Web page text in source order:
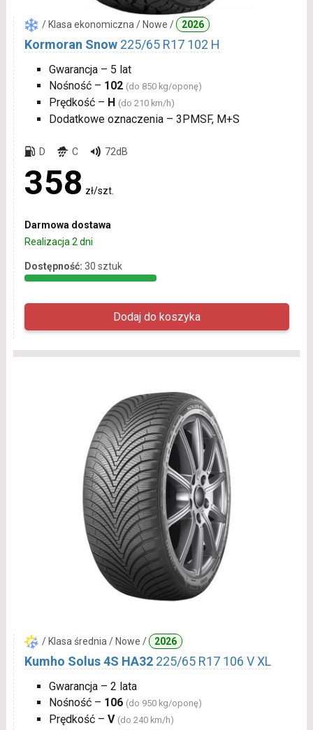
/ Klasa ekonomiczna / Nowe / 2026
Kormoran Snow 225/65 R17 102 H
Gwarancja – 5 lat
Nośność – 102 (do 850 kg/oponę)
Prędkość – H (do 210 km/h)
Dodatkowe oznaczenia – 3PMSF, M+S
D C 72dB
358 zł/szt.
Darmowa dostawa
Realizacja 2 dni
Dostępność: 30 sztuk
/ Klasa średnia / Nowe / 2026
Kumho Solus 4S HA32 225/65 R17 106 V XL
Gwarancja – 2 lata
Nośność – 106 (do 950 kg/oponę)
Prędkość – V (do 240 km/h)